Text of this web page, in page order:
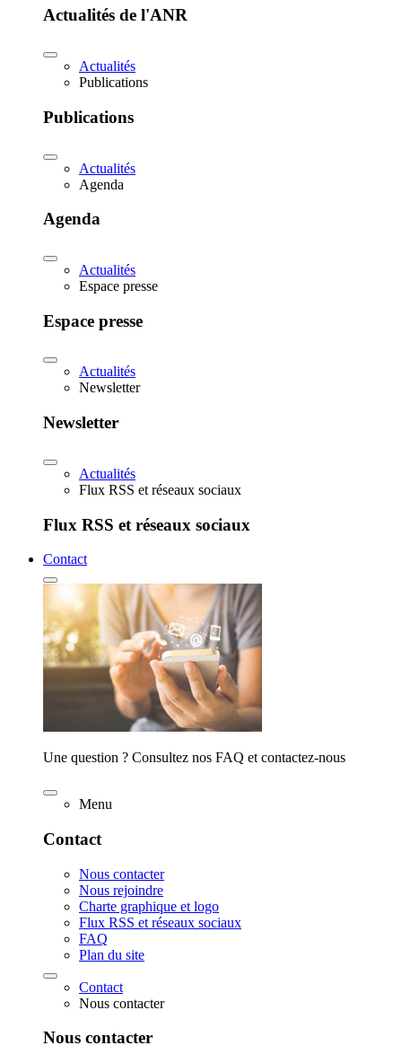
Actualités de l'ANR
Actualités
Publications
Publications
Actualités
Agenda
Agenda
Actualités
Espace presse
Espace presse
Actualités
Newsletter
Newsletter
Actualités
Flux RSS et réseaux sociaux
Flux RSS et réseaux sociaux
Contact
Une question ? Consultez nos FAQ et contactez-nous
Menu
Contact
Nous contacter
Nous rejoindre
Charte graphique et logo
Flux RSS et réseaux sociaux
FAQ
Plan du site
Contact
Nous contacter
Nous contacter